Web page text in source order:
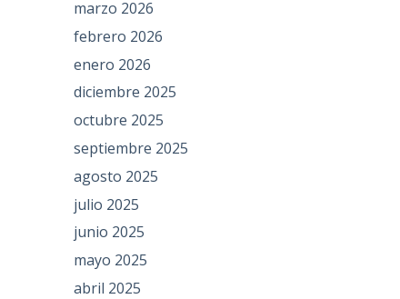
marzo 2026
febrero 2026
enero 2026
diciembre 2025
octubre 2025
septiembre 2025
agosto 2025
julio 2025
junio 2025
mayo 2025
abril 2025